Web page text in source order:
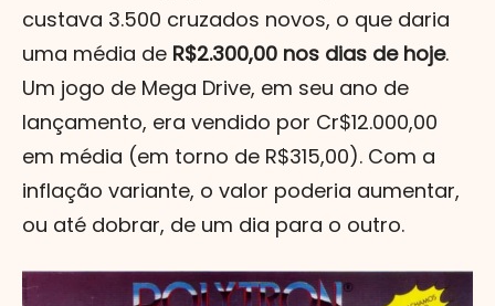
custava 3.500 cruzados novos, o que daria
uma média de R$2.300,00 nos dias de hoje.
Um jogo de Mega Drive, em seu ano de
lançamento, era vendido por Cr$12.000,00
em média (em torno de R$315,00). Com a
inflação variante, o valor poderia aumentar,
ou até dobrar, de um dia para o outro.